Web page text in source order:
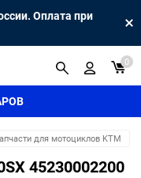
Оплата при
0
для мотоциклов KTM
45230002200